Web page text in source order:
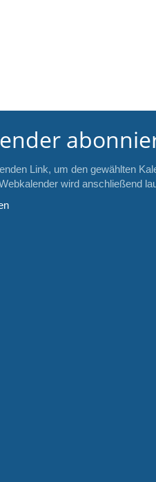
Link, um den gewählten
wird anschließend